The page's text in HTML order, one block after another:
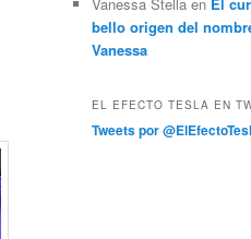
bello origen del
Vanessa
EL EFECTO TESLA EN
Tweets por